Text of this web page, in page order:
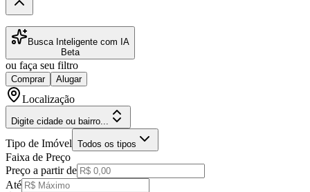
Busca Inteligente com IA
Beta
ou faça seu filtro
Comprar Alugar
Localização
Digite cidade ou bairro...
Tipo de Imóvel Todos os tipos
Faixa de Preço
Preço a partir de
Até